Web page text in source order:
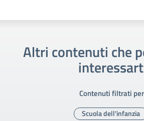
Altri contenuti che
Contenuti filtrati
Scuola dell'infanzia